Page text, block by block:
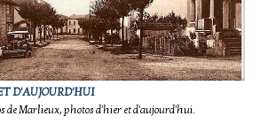
D'AUJOURD'HUI
de Marlieux, photos d'hier et d'aujourd'hui.